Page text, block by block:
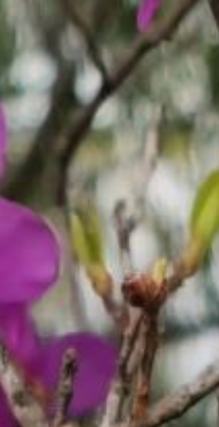
пока не предвидится.
Дневная температура
воздуха под конец
+22 °C, а ночная — +15…
+16 °C. Ветер будет дуть
со скоростью от 6 до 11
м/с, в разных
направлениях. Влажность
воздуха достигнет 60 —
Вот такой переменчивый
май сулят нам
метеорологи в этом году.
Постараемся быть
погодным изменениям.
Хабаровск и не забывать
о том, что в любой
ситуации можно находить
светлые моменты, даже
если небо покрыто
в Хабаровске возможны
вплоть до июня. Поэтому
дачникам нужно быть
Подстанция в Хабаровске
теперь носит имя
отважного связиста
Евгения Дикопольцева
Читайте нас в соцсетях:
ВКонтакте
Одноклассники,
Телеграм
илиЯндекс.Дзен иМАКС
Как вам материал?
Огонь!
2
Супер
1